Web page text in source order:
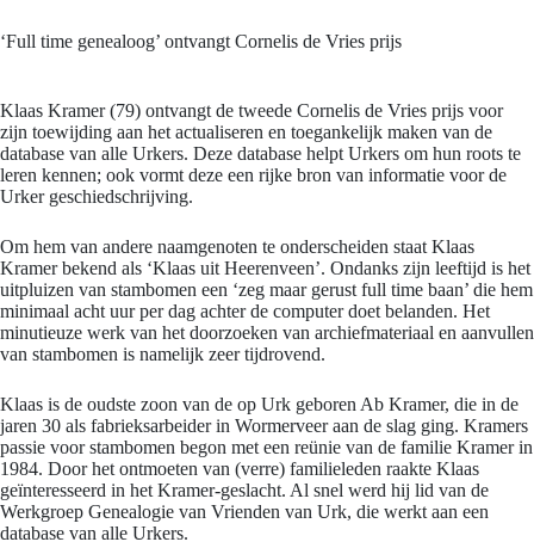
‘Full time genealoog’ ontvangt Cornelis de Vries prijs
Klaas Kramer (79) ontvangt de tweede Cornelis de Vries prijs voor
zijn toewijding aan het actualiseren en toegankelijk maken van de
database van alle Urkers. Deze database helpt Urkers om hun roots te
leren kennen; ook vormt deze een rijke bron van informatie voor de
Urker geschiedschrijving.
Om hem van andere naamgenoten te onderscheiden staat Klaas
Kramer bekend als ‘Klaas uit Heerenveen’. Ondanks zijn leeftijd is het
uitpluizen van stambomen een ‘zeg maar gerust full time baan’ die hem
minimaal acht uur per dag achter de computer doet belanden. Het
minutieuze werk van het doorzoeken van archiefmateriaal en aanvullen
van stambomen is namelijk zeer tijdrovend.
Klaas is de oudste zoon van de op Urk geboren Ab Kramer, die in de
jaren 30 als fabrieksarbeider in Wormerveer aan de slag ging. Kramers
passie voor stambomen begon met een reünie van de familie Kramer in
1984. Door het ontmoeten van (verre) familieleden raakte Klaas
geïnteresseerd in het Kramer-geslacht. Al snel werd hij lid van de
Werkgroep Genealogie van Vrienden van Urk, die werkt aan een
database van alle Urkers.